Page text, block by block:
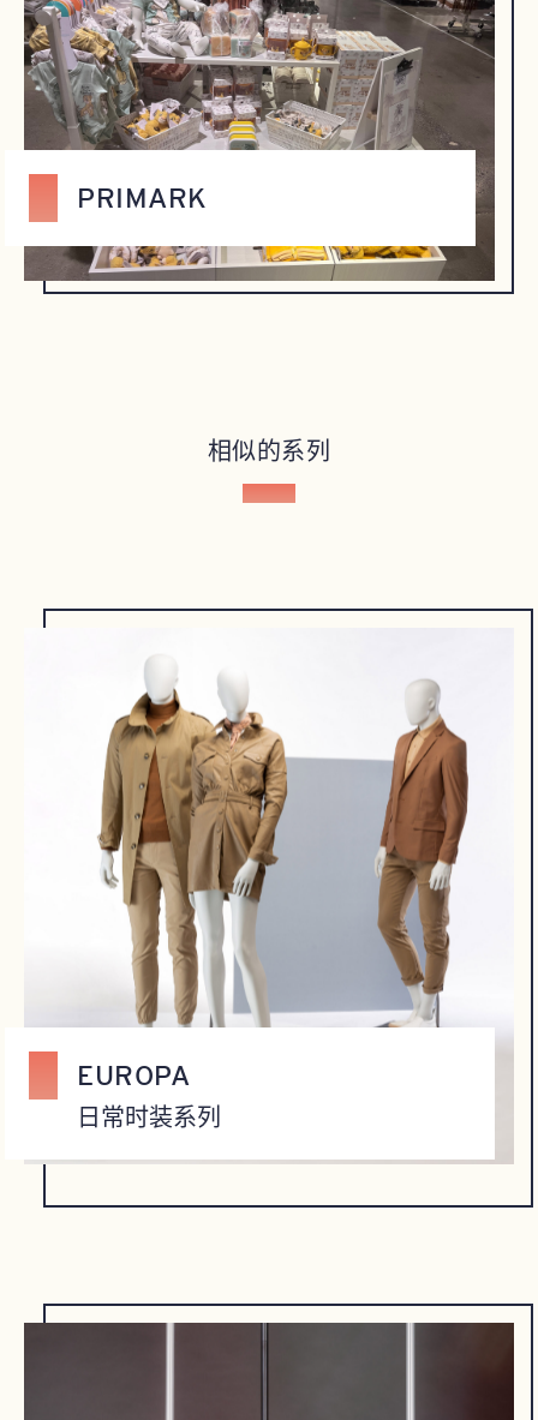
PRIMARK
相似的系列
EUROPA
日常时装系列